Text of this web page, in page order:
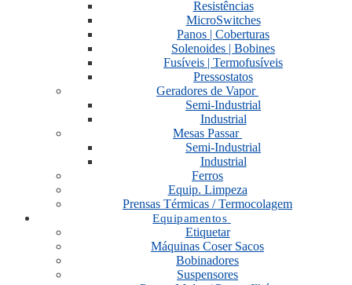
Resistências
MicroSwitches
Panos | Coberturas
Solenoides | Bobines
Fusíveis | Termofusíveis
Pressostatos
Geradores de Vapor
Semi-Industrial
Industrial
Mesas Passar
Semi-Industrial
Industrial
Ferros
Equip. Limpeza
Prensas Térmicas / Termocolagem
Equipamentos
Etiquetar
Máquinas Coser Sacos
Bobinadores
Suspensores